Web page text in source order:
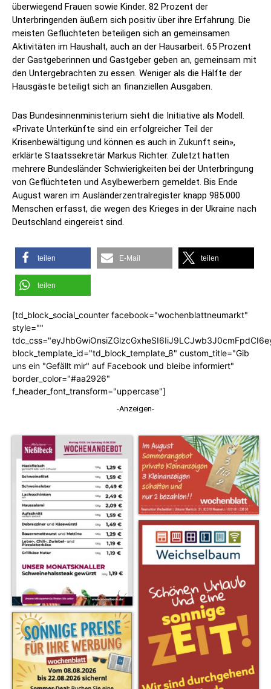
überwiegend Frauen sowie Kinder. 82 Prozent der
Unterbringenden äußern sich positiv über ihre Erfahrung. Die
meisten Geflüchteten beteiligen sich an gemeinsamen
Aktivitäten im Haushalt, auch an der Hausarbeit. 65 Prozent
der Gastgeberinnen und Gastgeber geben an, gemeinsam mit
den Untergebrachten zu essen. Weniger als die Hälfte der
Hausgäste beteiligt sich an finanziellen Ausgaben.
Das Bundesinnenministerium sieht die Initiative als Modell.
«Private Unterkünfte sind ein erfolgreicher Teil der
Krisenbewältigung und können es auch in Zukunft sein»,
erklärte Staatssekretär Markus Richter. Zuletzt hatten
mehrere Bundesländer Schwierigkeiten bei der Unterbringung
von Geflüchteten und Asylbewerbern gemeldet. Bis Ende
August waren im Ausländerzentralregister knapp 985.000
Menschen erfasst, die wegen des Krieges in der Ukraine nach
Deutschland eingereist sind.
teilen E-Mail teilen
teilen
[td_block_social_counter facebook="wochenblattneumarkt"
style=""
block_template_id="td_block_template_8" custom_title="Gib
uns ein "Gefällt mir" auf Facebook und bleibe informiert"
border_color="#aa2926"
f_header_font_transform="uppercase"]
-Anzeigen-